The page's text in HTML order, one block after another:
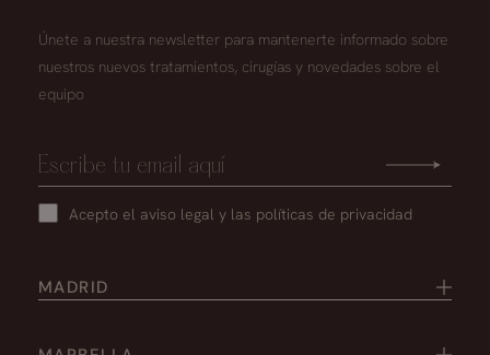
Únete a nuestra newsletter para mantenerte informado sobre
nuestros nuevos tratamientos, cirugías y novedades sobre el
equipo
Acepto el aviso legal y las políticas de privacidad
MADRID